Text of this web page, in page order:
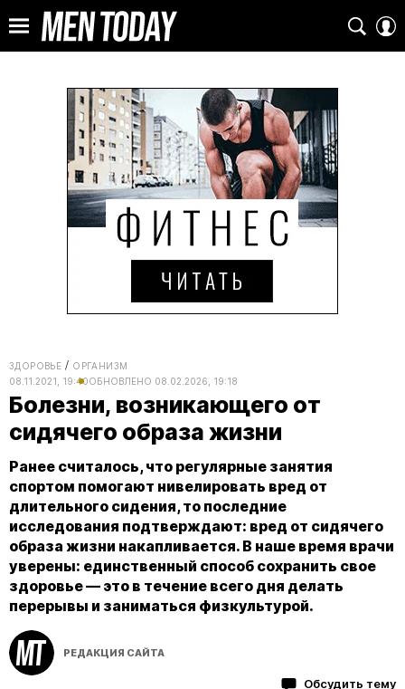
ЗДОРОВЬЕ
ОРГАНИЗМ
08.11.2021, 19:40ОБНОВЛЕНО 08.02.2026, 19:18
Болезни, возникающего от
сидячего образа жизни
Ранее считалось, что регулярные занятия
спортом помогают нивелировать вред от
длительного сидения, то последние
исследования подтверждают: вред от сидячего
образа жизни накапливается. В наше время врачи
уверены: единственный способ сохранить свое
здоровье — это в течение всего дня делать
перерывы и заниматься физкультурой.
РЕДАКЦИЯ САЙТА
Обсудить тему